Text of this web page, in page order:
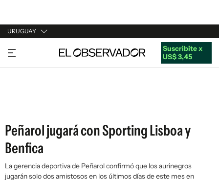
URUGUAY
URUGUAY
ARGENTINA
Suscribite x
US$ 3,45
Peñarol jugará con Sporting Lisboa y
Benfica
La gerencia deportiva de Peñarol confirmó que los aurinegros
jugarán solo dos amistosos en los últimos días de este mes en